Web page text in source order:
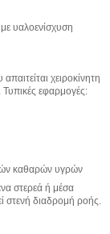
υαλοενίσχυση
χειροκίνητη
εφαρμογές:
καθαρών υγρών
στερεά ή μέσα
στενή διαδρομή ροής.